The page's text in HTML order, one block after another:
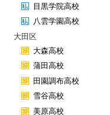
目黒学院高校
八雲学園高校
大田区
大森高校
蒲田高校
田園調布高校
雪谷高校
美原高校